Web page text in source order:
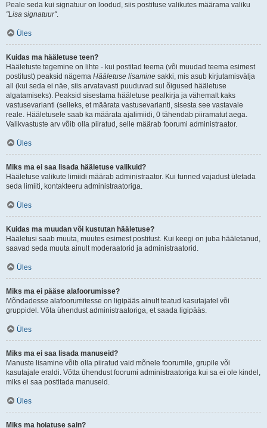
Peale seda kui signatuur on loodud, siis postituse valikutes määrama valiku
"Lisa signatuur".
Üles
Kuidas ma hääletuse teen?
Hääletuste tegemine on lihte - kui postitad teema (või muudad teema esimest
postitust) peaksid nägema Hääletuse lisamine sakki, mis asub kirjutamisvälja
all (kui seda ei näe, siis arvatavasti puuduvad sul õigused hääletuse
algatamiseks). Peaksid sisestama hääletuse pealkirja ja vähemalt kaks
vastusevarianti (selleks, et määrata vastusevarianti, sisesta see vastavale
reale. Hääletusele saab ka määrata ajalimiidi, 0 tähendab piiramatut aega.
Valikvastuste arv võib olla piiratud, selle määrab foorumi administraator.
Üles
Miks ma ei saa lisada hääletuse valikuid?
Hääletuse valikute limiidi määrab administraator. Kui tunned vajadust ületada
seda limiiti, kontakteeru administraatoriga.
Üles
Kuidas ma muudan või kustutan hääletuse?
Hääletusi saab muuta, muutes esimest postitust. Kui keegi on juba hääletanud,
saavad seda muuta ainult moderaatorid ja administraatorid.
Üles
Miks ma ei pääse alafoorumisse?
Mõndadesse alafoorumitesse on ligipääs ainult teatud kasutajatel või
gruppidel. Võta ühendust administraatoriga, et saada ligipääs.
Üles
Miks ma ei saa lisada manuseid?
Manuste lisamine võib olla piiratud vaid mõnele foorumile, grupile või
kasutajale eraldi. Võtta ühendust foorumi administraatoriga kui sa ei ole kindel,
miks ei saa postitada manuseid.
Üles
Miks ma hoiatuse sain?